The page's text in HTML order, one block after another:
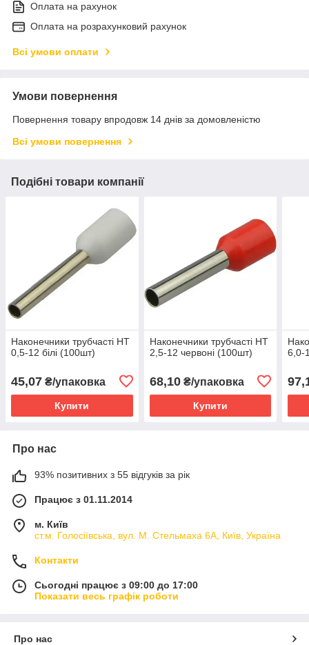
Оплата на рахунок
Оплата на розрахунковий рахунок
Всі умови оплати
Умови повернення
Повернення товару впродовж 14 днів за домовленістю
Всі умови повернення
Подібні товари компанії
Наконечники трубчасті НТ
0,5-12 білі (100шт)
45,07 ₴/упаковка
Купити
Наконечники трубчасті НТ
2,5-12 червоні (100шт)
68,10₴/упаковка
Купити
6,0-
Про нас
93% позитивних з 55 відгуків за рік
Працює з 01.11.2014
м. Київ
ст.м. Голосіївська, вул. М. Стельмаха 6А, Київ, Україна
Контакти
Сьогодні працює з 09:00 до 17:00
Показати весь графік роботи
Про нас